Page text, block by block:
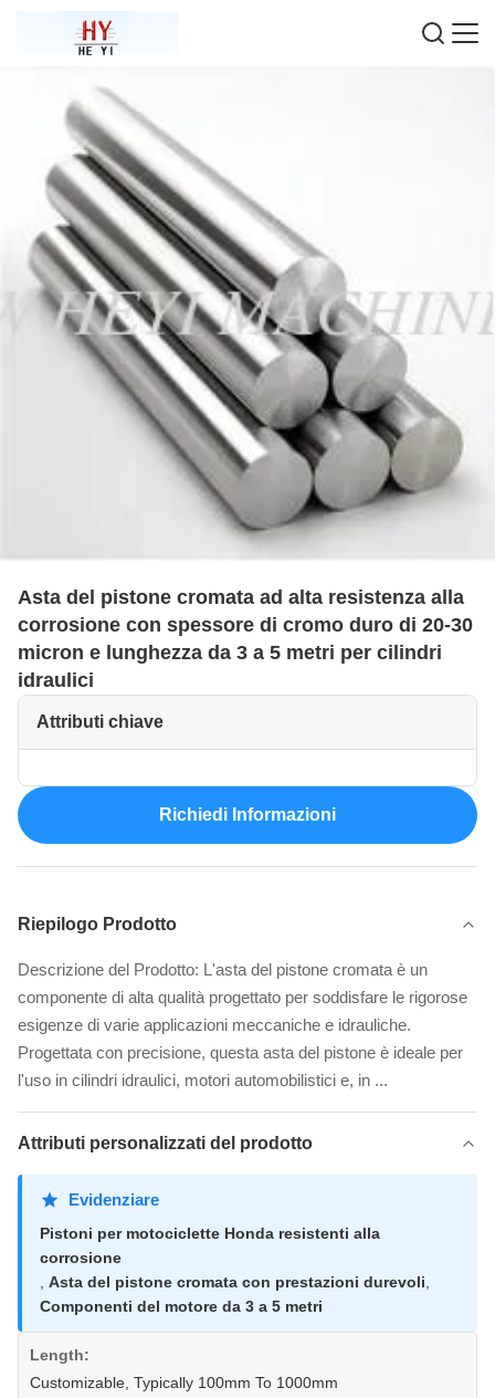
Asta del pistone cromata ad alta resistenza alla
corrosione con spessore di cromo duro di 20-30
micron e lunghezza da 3 a 5 metri per cilindri
idraulici
Attributi chiave
Richiedi Informazioni
Riepilogo Prodotto
Descrizione del Prodotto: L'asta del pistone cromata è un
componente di alta qualità progettato per soddisfare le rigorose
esigenze di varie applicazioni meccaniche e idrauliche.
Progettata con precisione, questa asta del pistone è ideale per
l'uso in cilindri idraulici, motori automobilistici e, in ...
Attributi personalizzati del prodotto
Evidenziare
Pistoni per motociclette Honda resistenti alla
corrosione
Asta del pistone cromata con prestazioni durevoli
Componenti del motore da 3 a 5 metri
Length:
Customizable, Typically 100mm To 1000mm